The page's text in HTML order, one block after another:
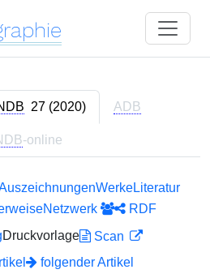
27 (2020) ADB
-online
WerkeLiteratur
Netzwerk
RDF
Druckvorlage
Scan
folgender Artikel